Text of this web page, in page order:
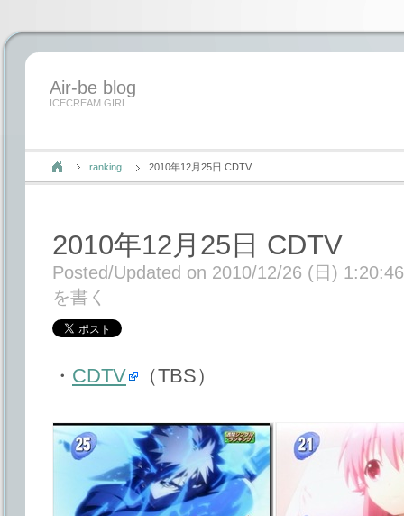
Air-be blog
ICECREAM GIRL
ranking 2010年12月25日 CDTV
2010年12月25日 CDTV
Posted/Updated on 2010/12/26 (日) 1:20:46
を書く
・ CDTV （TBS）